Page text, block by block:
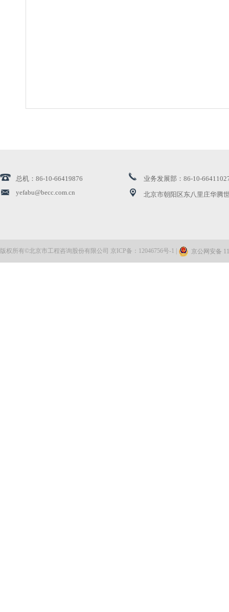
总机：86-10-66419876
业务发展部：86-10-
yefabu@becc.com.cn
北京市朝阳区东八里庄华腾
版权所有©北京市工程咨询股份有限公司 京ICP备：12046756号-1 | 京公网安备